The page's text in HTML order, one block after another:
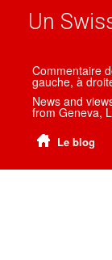
Un
Commentaire
gauche, à
News and
from Geneva,
Le blog